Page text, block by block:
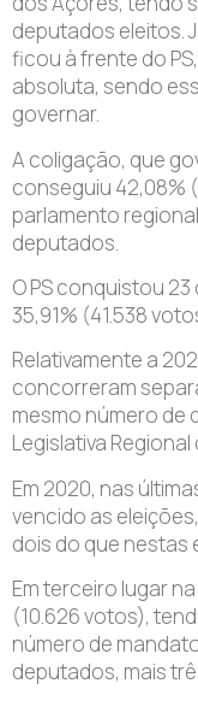
deputados eleitos.
ficou à frente do
absoluta, sendo
governar.
A coligação, que
conseguiu 42,08%
parlamento
deputados.
O PS conquistou
35,91% (41.538
Relativamente a
concorreram
mesmo número de
Legislativa
Em 2020, nas
vencido as
dois do que nestas
Em terceiro lugar
(10.626 votos),
número de
deputados, mais